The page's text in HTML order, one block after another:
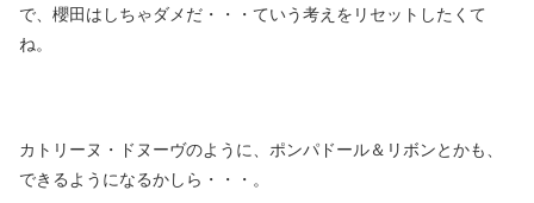
で、櫻田はしちゃダメだ・・・ていう考えをリセットしたくて
ね。
カトリーヌ・ドヌーヴのように、ポンパドール＆リボンとかも、
できるようになるかしら・・・。